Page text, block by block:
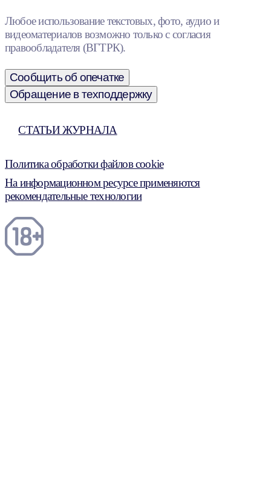
Любое использование текстовых, фото, аудио и
видеоматериалов возможно только с согласия
правообладателя (ВГТРК).
Сообщить об опечатке
Обращение в техподдержку
СТАТЬИ ЖУРНАЛА
Политика обработки файлов cookie
На информационном ресурсе применяются
рекомендательные технологии